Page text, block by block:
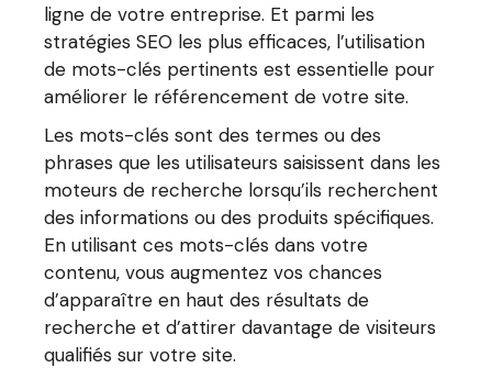
ligne de votre entreprise. Et parmi les
stratégies SEO les plus efficaces, l’utilisation
de mots-clés pertinents est essentielle pour
améliorer le référencement de votre site.
Les mots-clés sont des termes ou des
phrases que les utilisateurs saisissent dans les
moteurs de recherche lorsqu’ils recherchent
des informations ou des produits spécifiques.
En utilisant ces mots-clés dans votre
contenu, vous augmentez vos chances
d’apparaître en haut des résultats de
recherche et d’attirer davantage de visiteurs
qualifiés sur votre site.